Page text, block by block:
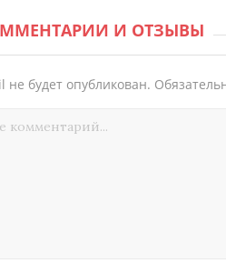
И ОТЗЫВЫ
не будет опубликован.